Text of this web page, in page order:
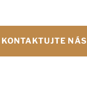
KONTAKTUJTE NÁS